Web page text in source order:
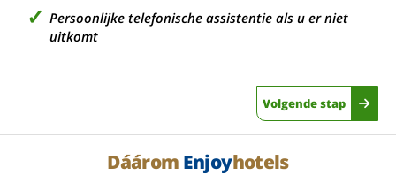
Persoonlijke telefonische assistentie als u er niet
uitkomt
Volgende stap
Dáárom Enjoyhotels